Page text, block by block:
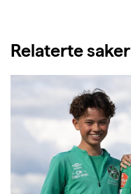
Relaterte saker